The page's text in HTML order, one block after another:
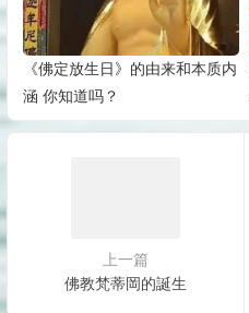
《佛定放生日》的由来和本质内
涵 你知道吗？
上一篇
佛教梵蒂岡的誕生